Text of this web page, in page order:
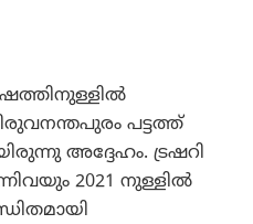
പട്ടത്ത്
അദ്ദേഹം. ട്രഷറി
2021 നുള്ളില്‍